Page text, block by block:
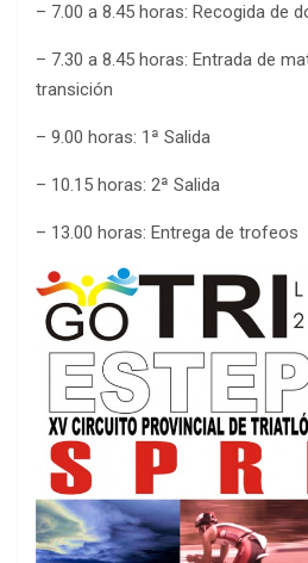
– 7.00 a 8.45 horas: Recogida de
– 7.30 a 8.45 horas: Entrada de
transición
– 9.00 horas: 1ª Salida
– 10.15 horas: 2ª Salida
– 13.00 horas: Entrega de trofeos